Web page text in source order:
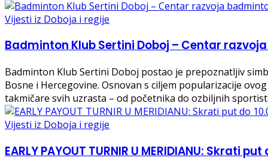
Vijesti iz Doboja i regije
Badminton Klub Sertini Doboj – Centar
Badminton Klub Sertini Doboj postao je prepoznatljiv
Bosne i Hercegovine. Osnovan s ciljem popularizacije
takmičare svih uzrasta – od početnika do ozbiljnih
Vijesti iz Doboja i regije
EARLY PAYOUT TURNIR U MERIDIANU: Skrati